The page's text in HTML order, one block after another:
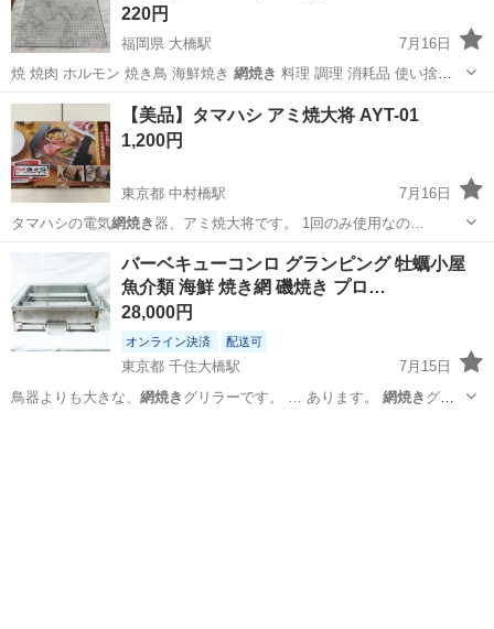
220円
福岡県 大橋駅
7月16日
焼 焼肉 ホルモン 焼き鳥 海鮮焼き 網焼き 料理 調理 消耗品 使い捨て
丈夫
福岡 福岡市 大橋駅 仮予約
【美品】タマハシ アミ焼大将 AYT-01
1,200円
東京都 中村橋駅
7月16日
タマハシの電気網焼き器、アミ焼大将です。 1回のみ使用なの…
東京 練馬区 中村橋駅 キッチン家電
バーベキューコンロ グランピング 牡蠣小屋
魚介類 海鮮 焼き網 磯焼き プロ…
28,000円
オンライン決済 配送可
東京都 千住大橋駅
7月15日
鳥器よりも大きな、 網焼き グリラーです。 … あります。 網焼き グリ